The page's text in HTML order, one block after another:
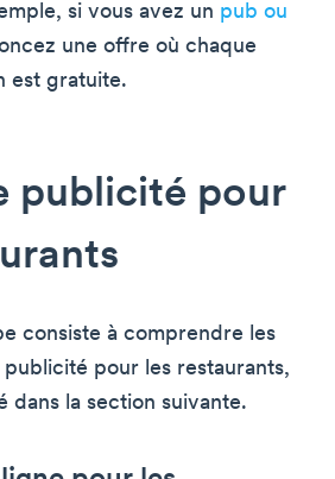
si vous avez un pub ou
une offre où chaque
est gratuite.
publicité pour
consiste à comprendre les
pour les restaurants,
dans la section suivante.